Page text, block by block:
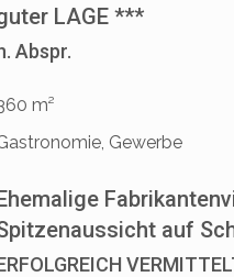
LAGE ***
Abspr.
m²
Gewerbe
auf